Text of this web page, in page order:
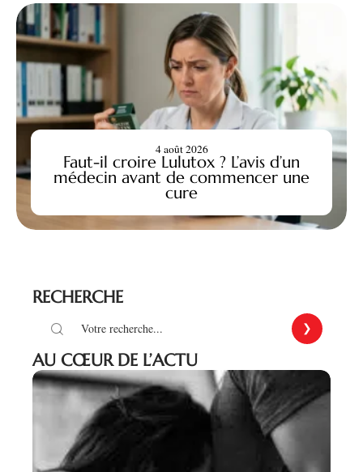
Faut-il croire Lulutox ? L’avis d’un
médecin avant de commencer une
cure
4 août 2026
RECHERCHE
AU CŒUR DE L’ACTU